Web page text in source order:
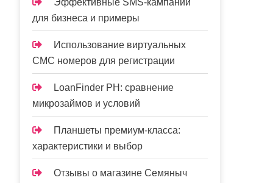
Эффективные SMS-кампании
для бизнеса и примеры
Использование виртуальных
СМС номеров для регистрации
LoanFinder PH: сравнение
микрозаймов и условий
Планшеты премиум-класса:
характеристики и выбор
Отзывы о магазине Семяныч